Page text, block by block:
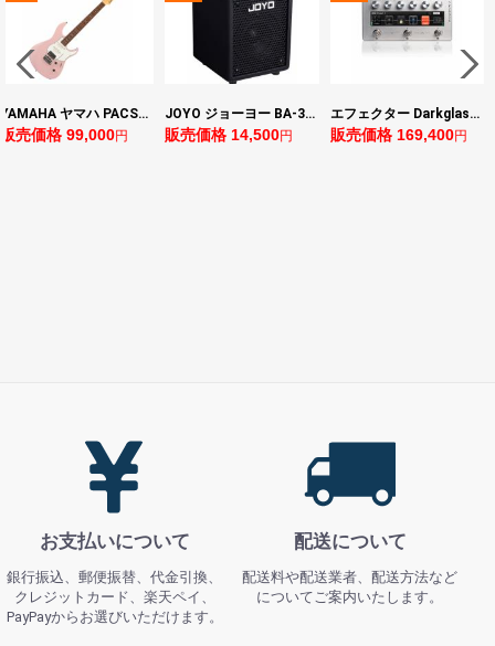
YAMAHA ヤマハ PACS+12 ASP Pacifica Standard Plus パシフィカスタンダードプラス エレキギター
円
JOYO ジョーヨー BA-30 VIBE CUBE BLK 30W 小型ベースアンプ Bluetooth+OTGオーディオI/F搭載
販売価格 14,500円
エフェクター Darkglass Electronics Anagram ベースエフェクター プリアンプ ダークグラス アナグラム
販売価格 169,400円 販売価格
お支払いについて
銀行振込、郵便振替、代金引換、
クレジットカード、楽天ペイ、
PayPayからお選びいただけます。
配送について
配送料や配送業者、配送方法など
についてご案内いたします。